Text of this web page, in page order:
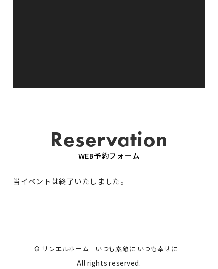
Reservation
WEB予約フォーム
当イベントは終了いたしました。
© サンエルホーム いつも素敵に いつも幸せに
All rights reserved.